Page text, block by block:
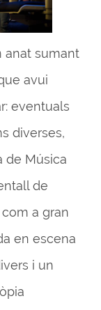
anat sumant
avui
eventuals
diverses,
de Música
de
a gran
en escena
i un